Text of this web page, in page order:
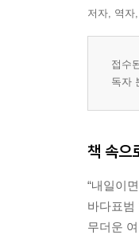
저자, 역자
접수
독자
책 속으
“내일이
바다표범
무더운